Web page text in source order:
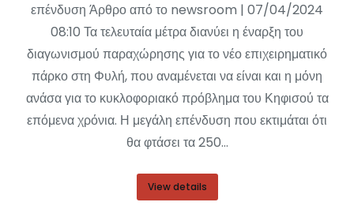
επένδυση Άρθρο από το newsroom | 07/04/2024
08:10 Τα τελευταία μέτρα διανύει η έναρξη του
διαγωνισμού παραχώρησης για το νέο επιχειρηματικό
πάρκο στη Φυλή, που αναμένεται να είναι και η μόνη
ανάσα για το κυκλοφοριακό πρόβλημα του Κηφισού τα
επόμενα χρόνια. Η μεγάλη επένδυση που εκτιμάται ότι
θα φτάσει τα 250…
View details